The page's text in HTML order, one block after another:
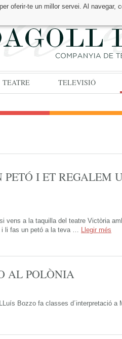
oferir-te un millor servei. Al navegar,
TEATRE TELEVISIÓ
PETÓ I ET REGALEM
vens a la taquilla del teatre Victòria
i li fas un petó a la teva … Llegir més
AL POLÒNIA
Bozzo fa classes d´interpretació a